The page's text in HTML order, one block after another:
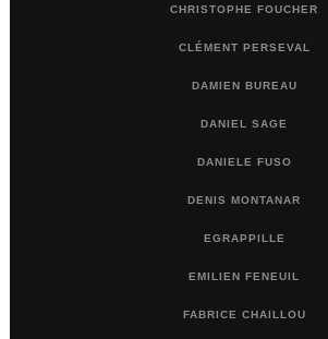
CHRISTOPHE FOUCHER
CLÉMENT PERSEVAL
DAMIEN BUREAU
DANIEL SAGE
DANIELE FUSO
DENIS MONTANAR
EGRAPPILLE
EMILIEN FENEUIL
FABRICE CHAILLOU